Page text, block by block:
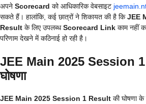
अपने Scorecard को आधिकारिक वेबसाइट
सकते हैं। हालांकि, कई छात्रों ने शिकायत की है किJEE
Result के लिए उपलब्धScorecard Link काम नहीं
परिणाम देखने में कठिनाई हो रही है।
JEE Main 2025 Session
घोषणा
JEE Main 2025 Session 1 Result की घोषणा